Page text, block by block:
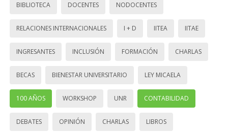
BIBLIOTECA DOCENTES NODOCENTES
RELACIONES INTERNACIONALES I + D IITEA IITAE
INGRESANTES INCLUSIÓN FORMACIÓN CHARLAS
BECAS BIENESTAR UNIVERSITARIO LEY MICAELA
100 AÑOS WORKSHOP UNR CONTABILIDAD
DEBATES OPINIÓN CHARLAS LIBROS